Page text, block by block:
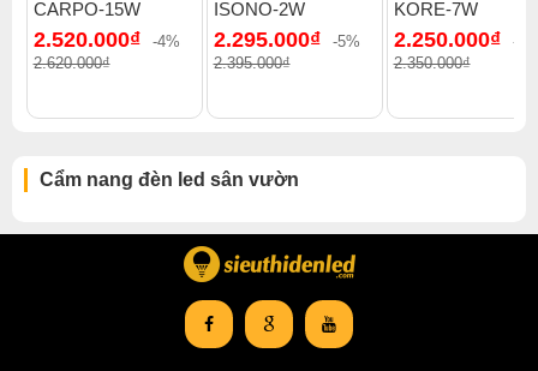
CARPO-15W
2.520.000₫
-4%
2.620.000₫
ISONO-2W
2.295.000₫
-5%
2.395.000₫
KORE-7W
2.250.000₫
-
2.350.000₫
Cẩm nang đèn led sân vườn